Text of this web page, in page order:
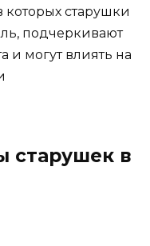
старушки
подчеркивают
и могут влиять на
старушек в